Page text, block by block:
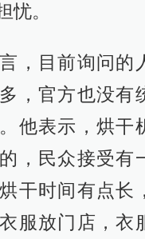
忧。
，目前询问的
，官方也没有
他表示，烘干
，民众接受有
干时间有点长
服放门店，衣